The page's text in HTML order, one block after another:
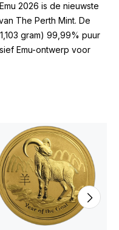
2026 is de nieuwste
The Perth Mint. De
gram) 99,99% puur
Emu-ontwerp voor